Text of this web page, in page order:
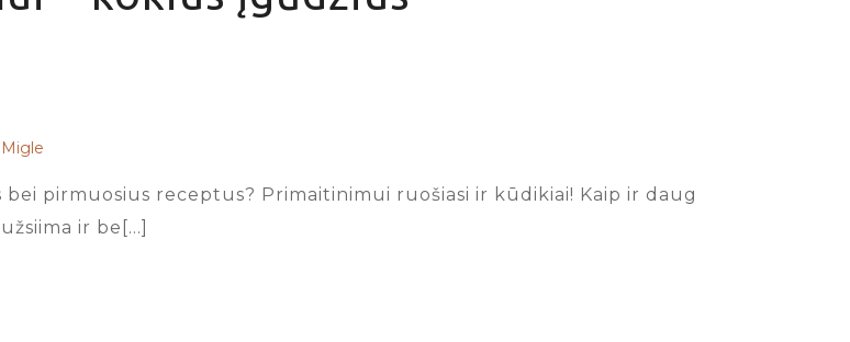
Migle
pirmuosius receptus? Primaitinimui ruošiasi ir kūdikiai! Kaip ir daug
ir be[…]